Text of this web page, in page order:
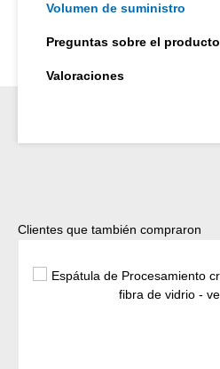
Volumen de suministro
Preguntas sobre el producto
Valoraciones
Omitir la galería de productos
Clientes que también compraron